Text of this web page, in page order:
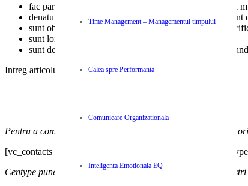
Time Management – Managementul timpului
Calea spre Performanta
Comunicare Organizationala
Inteligenta Emotionala EQ
fac parte dintre acei care apreciaza reusitele in sine, mai
denatureaza, in sensul bun, realitatea, astfel ca,
sunt obsedati de control, verificand, verificand si iar
sunt loiali Clientilor pana la inversunare
sunt detinatorii unei doze sanatoase de paranoia,
Intreg articolul lui Jason Wesbecher inEntrepreneur, aici
Pentru a comanda sau pentru a afla mai multe detalii despre
[vc_contacts phone=”+40749052052″
Centype pune la dispozitia colaboratorilor si partenerilor